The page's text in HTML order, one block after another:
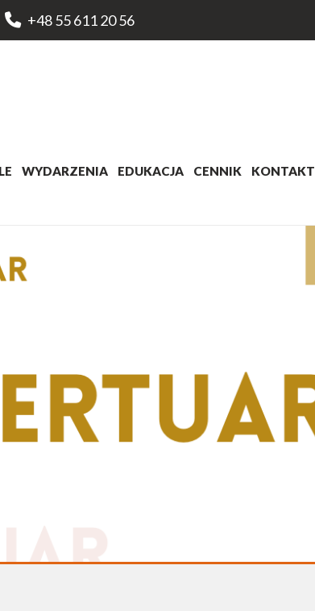
+48 55 611 20 56
WYDARZENIA EDUKACJA CENNIK KONTAKT